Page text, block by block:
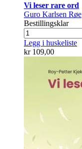
Vi leser rare ord
Guro Karlsen Røe
Bestillingsklar
Legg i huskeliste
kr 109,00